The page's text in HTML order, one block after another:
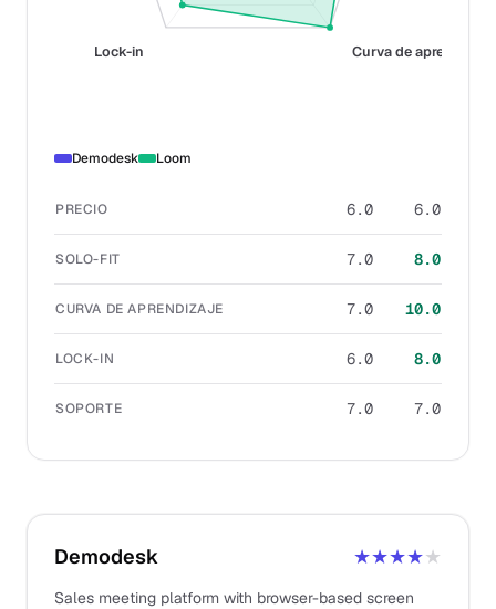
Curva de aprendizaje
Lock-in
Demodesk Loom
PRECIO 6.0 6.0
SOLO-FIT 7.0 8.0
CURVA DE APRENDIZAJE 7.0 10.0
LOCK-IN 6.0 8.0
SOPORTE 7.0 7.0
Demodesk ★★★★★
Sales meeting platform with browser-based screen